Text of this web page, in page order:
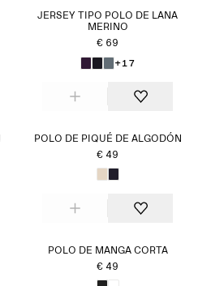
JERSEY TIPO POLO DE LANA
MERINO
€ 69
+17
POLO DE PIQUÉ DE ALGODÓN
€ 49
POLO DE MANGA CORTA
€ 49